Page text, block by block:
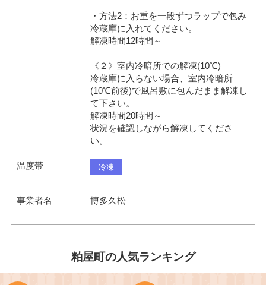
・方法2：お重を一段ずつラップで包み
冷蔵庫に入れてください。
解凍時間12時間～
《２》室内冷暗所での解凍(10℃)
冷蔵庫に入らない場合、室内冷暗所
(10℃前後)で風呂敷に包んだまま解凍し
て下さい。
解凍時間20時間～
状況を確認しながら解凍してくださ
い。
温度帯 冷凍
事業者名 博多久松
粕屋町の人気ランキング